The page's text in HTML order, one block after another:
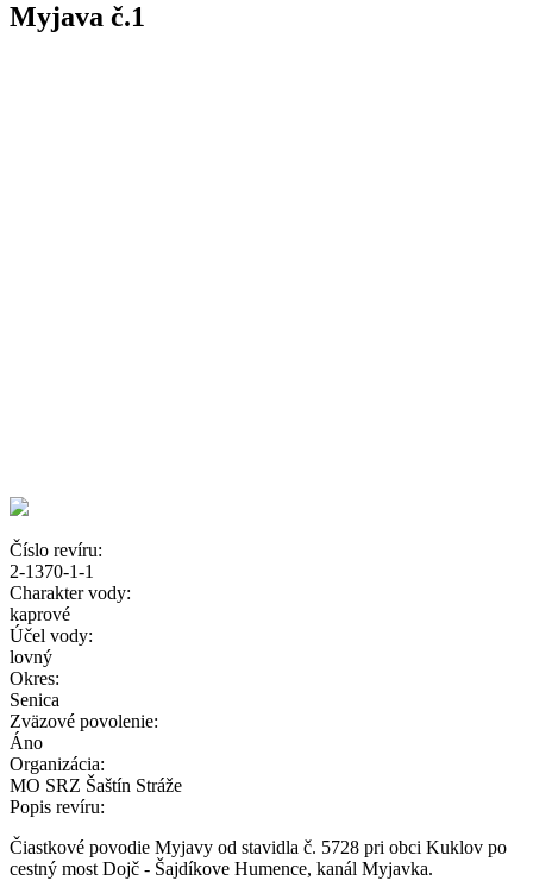
Myjava č.1
Číslo revíru:
2-1370-1-1
Charakter vody:
kaprové
Účel vody:
lovný
Okres:
Senica
Zväzové povolenie:
Áno
Organizácia:
MO SRZ Šaštín Stráže
Popis revíru:
Čiastkové povodie Myjavy od stavidla č. 5728 pri obci Kuklov po
cestný most Dojč - Šajdíkove Humence, kanál Myjavka.